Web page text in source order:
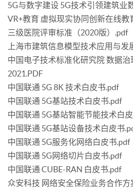
5G与数字建设 5G技术引领建筑业
VR+教育 虚拟现实协同创新在线
三级医院评审标准（2020版）.pdf
上海市建筑信息模型技术应用与发
中国电子技术标准化研究院 数据
2021.PDF
中国联通 5G 8K 技术白皮书.pdf
中国联通 5G基站技术白皮书.pdf
中国联通 5G基站智能节能技术白
中国联通 5G基站设备技术白皮书
中国联通 5G服务化网络白皮书.pdf
中国联通 5G网络切片白皮书.pdf
中国联通 CUBE-RAN 白皮书.pdf
众安科技 网络安全保险业务合作